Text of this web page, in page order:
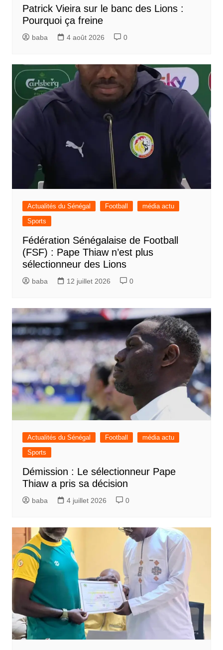
Patrick Vieira sur le banc des Lions :
Pourquoi ça freine
baba 4 août 2026 0
Actualités du Sénégal Football
média actu
Sports
Fédération Sénégalaise de Football
(FSF) : Pape Thiaw n’est plus
sélectionneur des Lions
baba 12 juillet 2026 0
Actualités du Sénégal Football
média actu
Sports
Démission : Le sélectionneur Pape
Thiaw a pris sa décision
baba 4 juillet 2026 0